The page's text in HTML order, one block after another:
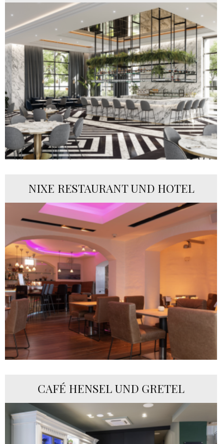
NIXE RESTAURANT UND HOTEL
CAFÉ HENSEL UND GRETEL